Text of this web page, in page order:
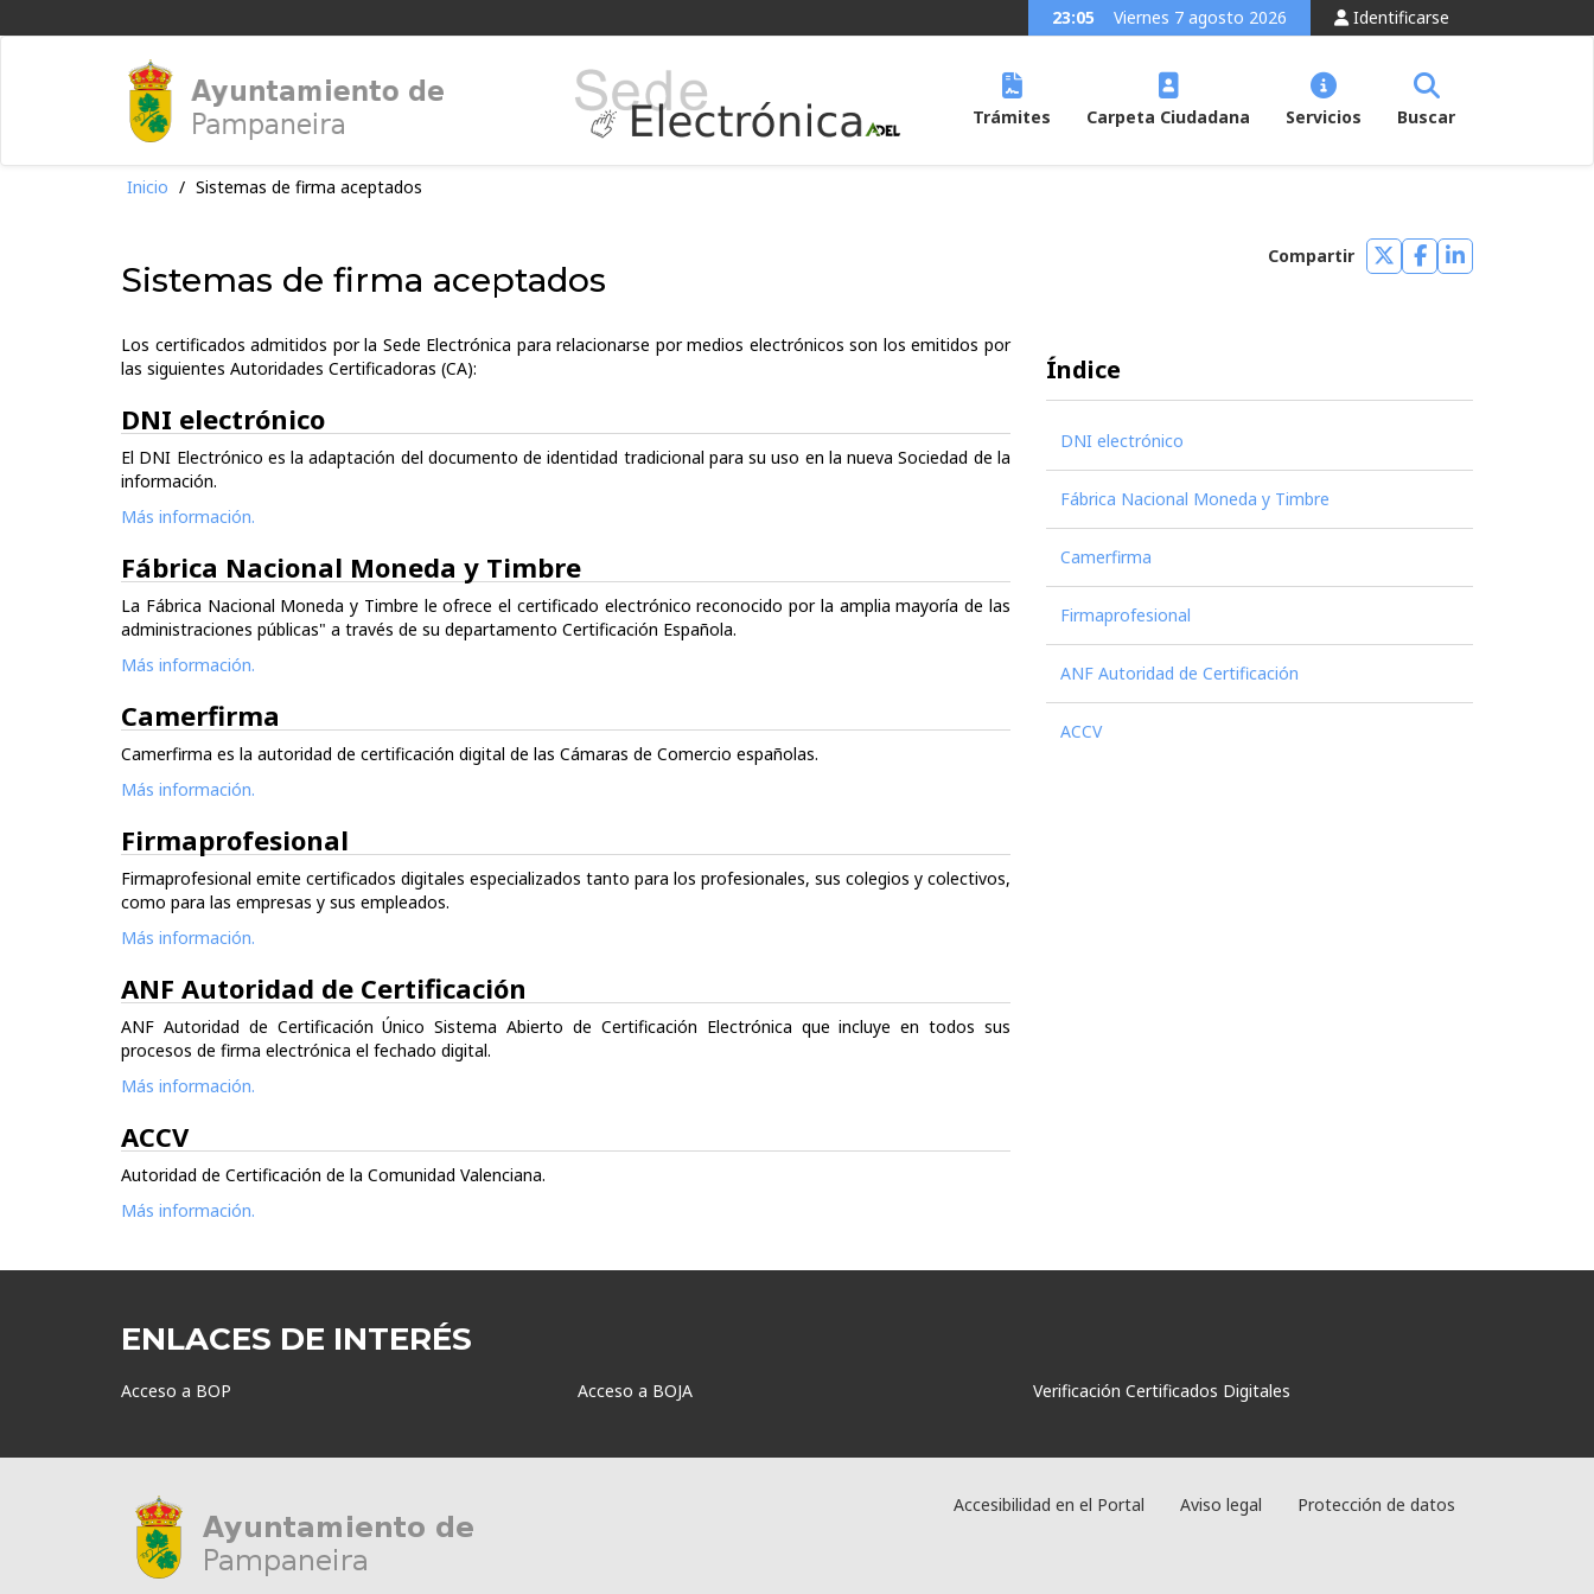
23:05 Viernes 7 agosto 2026 Identificarse
Trámites Carpeta Ciudadana Servicios Buscar
Inicio / Sistemas de firma aceptados
Sistemas de firma aceptados
Compartir
Compartir
Compartir
Compartir
Los certificados admitidos por la Sede Electrónica para relacionarse por medios electrónicos son los emitidos por
las siguientes Autoridades Certificadoras (CA):
DNI electrónico
El DNI Electrónico es la adaptación del documento de identidad tradicional para su uso en la nueva Sociedad de la
información.
Más información.
Fábrica Nacional Moneda y Timbre
La Fábrica Nacional Moneda y Timbre le ofrece el certificado electrónico reconocido por la amplia mayoría de las
administraciones públicas" a través de su departamento Certificación Española.
Más información.
Camerfirma
Camerfirma es la autoridad de certificación digital de las Cámaras de Comercio españolas.
Más información.
Firmaprofesional
Firmaprofesional emite certificados digitales especializados tanto para los profesionales, sus colegios y colectivos,
como para las empresas y sus empleados.
Más información.
ANF Autoridad de Certificación
ANF Autoridad de Certificación Único Sistema Abierto de Certificación Electrónica que incluye en todos sus
procesos de firma electrónica el fechado digital.
Más información.
ACCV
Autoridad de Certificación de la Comunidad Valenciana.
Más información.
Índice
DNI electrónico
Fábrica Nacional Moneda y Timbre
Camerfirma
Firmaprofesional
ANF Autoridad de Certificación
ACCV
ENLACES DE INTERÉS
Acceso a BOP Acceso a BOJA Verificación Certificados Digitales
Accesibilidad en el Portal Aviso legal Protección de datos